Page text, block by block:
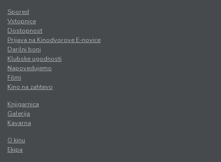
Spored
Vstopnice
Dostopnost
Prijava na Kinodvorove E-novice
Darilni boni
Klubske ugodnosti
Napovedujemo
Filmi
Kino na zahtevo
Knjigarnica
Galerija
Kavarna
O kinu
Ekipa